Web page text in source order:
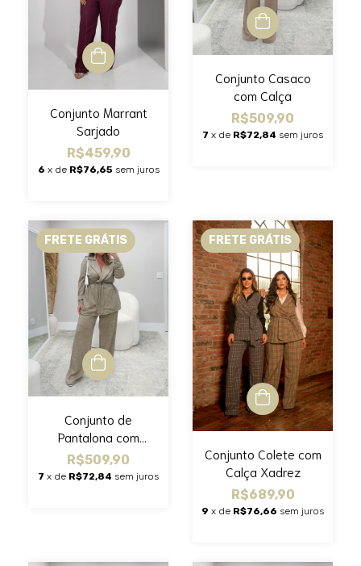
Conjunto Marrant
Sarjado
R$459,90
6 x de R$76,65 sem juros
Conjunto Casaco
com Calça
R$509,90
7 x de R$72,84 sem juros
FRETE GRÁTIS
Conjunto de
Pantalona com
Casaco
R$509,90
7 x de R$72,84 sem juros
FRETE GRÁTIS
Conjunto Colete com
Calça Xadrez
R$689,90
9 x de R$76,66 sem juros